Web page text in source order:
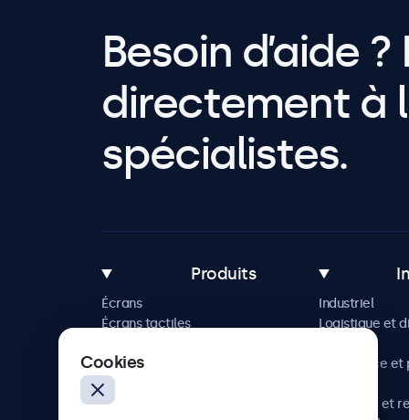
Besoin d’aide
directement à
spécialistes.
Produits
Écrans
Écrans tactiles
Solutions sur mesure
Industriel
Logistique et
Commerce et
Hôtellerie et
Cookies